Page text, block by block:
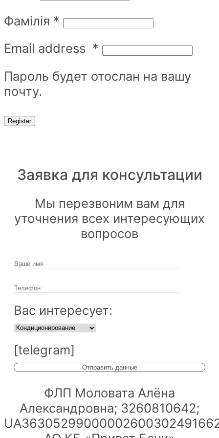
Фамілія *
Email address *
Пароль будет отослан на вашу
почту.
Register
Заявка для консультации
Мы перезвоним вам для
уточнения всех интересующих
вопросов
Вас интересует:
[telegram]
ФЛП Моловата Алёна
Александровна; 3260810642;